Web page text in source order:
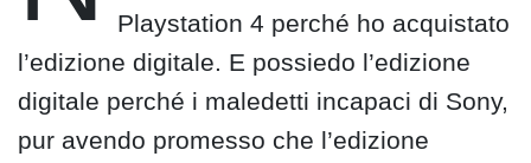
Playstation 4 perché ho acquistato
l’edizione digitale. E possiedo l’edizione
digitale perché i maledetti incapaci di Sony,
pur avendo promesso che l’edizione